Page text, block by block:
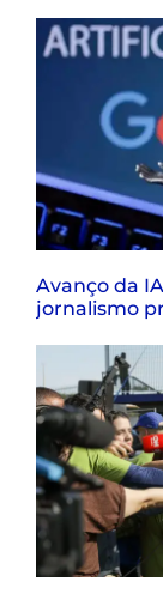
Avanço da
jornalismo